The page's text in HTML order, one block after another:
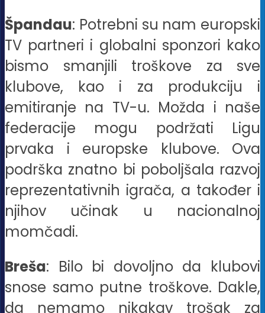
Špandau: Potrebni su nam europski
TV partneri i globalni sponzori kako
bismo smanjili troškove za sve
klubove, kao i za produkciju i
emitiranje na TV-u. Možda i naše
federacije mogu podržati Ligu
prvaka i europske klubove. Ova
podrška znatno bi poboljšala razvoj
reprezentativnih igrača, a također i
njihov učinak u nacionalnoj
momčadi.
Breša: Bilo bi dovoljno da klubovi
snose samo putne troškove. Dakle,
da nemamo nikakav trošak za